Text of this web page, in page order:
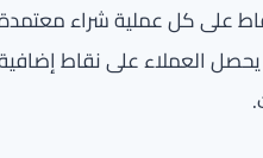
يحصل العملاء على نقاط